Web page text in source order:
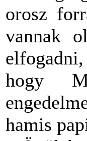
orosz
vannak
hogy
hamis